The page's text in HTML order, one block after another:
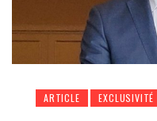
ARTICLE EXCLUSIVITÉ